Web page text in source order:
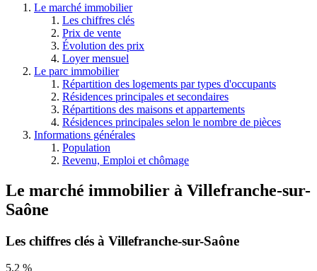
Le marché immobilier
Les chiffres clés
Prix de vente
Évolution des prix
Loyer mensuel
Le parc immobilier
Répartition des logements par types d'occupants
Résidences principales et secondaires
Répartitions des maisons et appartements
Résidences principales selon le nombre de pièces
Informations générales
Population
Revenu, Emploi et chômage
Le marché immobilier à Villefranche-sur-
Saône
Les chiffres clés à Villefranche-sur-Saône
5,2 %